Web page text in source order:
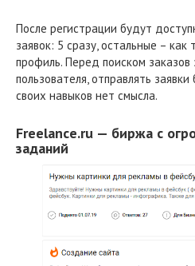
После регистрации будут
заявок: 5 сразу, остальные – как
профиль. Перед поиском заказов
пользователя, отправлять
своих навыков нет смысла.
Freelance.ru — биржа с
заданий